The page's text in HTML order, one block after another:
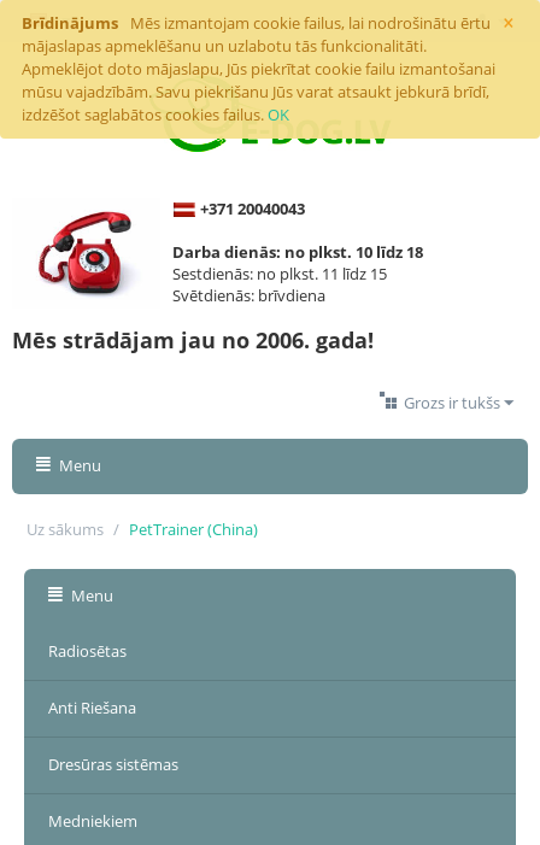
×
Brīdinājums
Mēs izmantojam cookie failus, lai nodrošinātu ērtu
mājaslapas apmeklēšanu un uzlabotu tās funkcionalitāti.
Apmeklējot doto mājaslapu, Jūs piekrītat cookie failu izmantošanai
mūsu vajadzībām. Savu piekrišanu Jūs varat atsaukt jebkurā brīdī,
izdzēšot saglabātos cookies failus.OK
+371 20040043
Darba dienās: no plkst. 10 līdz 18
Sestdienās: no plkst. 11 līdz 15
Svētdienās: brīvdiena
Mēs strādājam jau no 2006. gada!
Grozs ir tukšs
Menu
Uz sākums / PetTrainer (China)
Menu
Radiosētas
Anti Riešana
Dresūras sistēmas
Medniekiem